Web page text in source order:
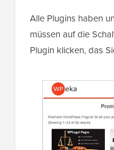
Alle Plugins haben
müssen auf die
Plugin klicken, das